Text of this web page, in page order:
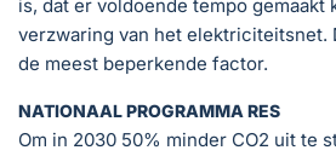
is, dat er voldoende tempo gemaakt
verzwaring van het elektriciteitsnet.
de meest beperkende factor.
NATIONAAL PROGRAMMA RES
Om in 2030 50% minder CO2 uit te